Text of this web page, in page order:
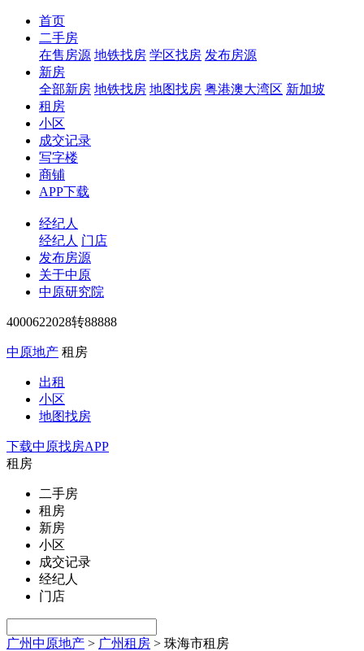
首页
二手房
在售房源 地铁找房 学区找房 发布房源
新房
全部新房 地铁找房 地图找房 粤港澳大湾区 新加坡
租房
小区
成交记录
写字楼
商铺
APP下载
经纪人
经纪人 门店
发布房源
关于中原
中原研究院
4000622028转88888
中原地产 租房
出租
小区
地图找房
下载中原找房APP
租房
二手房
租房
新房
小区
成交记录
经纪人
门店
广州中原地产 > 广州租房 > 珠海市租房